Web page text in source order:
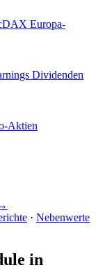
Europa-
Dividenden
Aktien
· Nebenwerte
in